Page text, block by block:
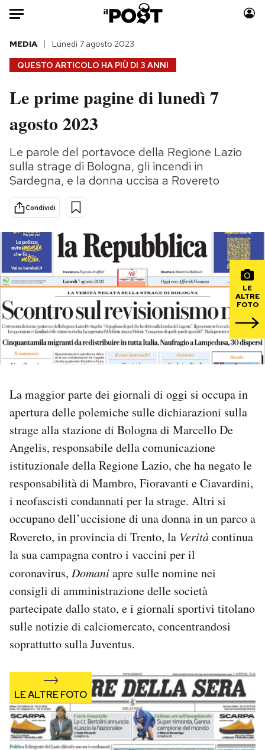
HOME
Italia
Politica
Tecnologia
Internet
Scienza
Cultura
Economia
Sport
Moda
Storie/Idee
Ok Boomer!
Media
Mondiali calcio 2026
PODCAST
NEWSLETTER
I MIEI PREFERITI
CALENDARIO
AREA PERSONALE
Area Personale
Newsletter
Notifiche mobile
Regala il Post
Hai bisogno di aiuto?
Esci
QUESTO ARTICOLO HA PIÙ DI 3 ANNI
MEDIA Lunedì 7 agosto 2023
Le prime pagine di lunedì 7
agosto 2023
Le parole del portavoce della Regione Lazio
sulla strage di Bologna, gli incendi in
Sardegna, e la donna uccisa a Rovereto
Condividi
LE
ALTRE
FOTO
La maggior parte dei giornali di oggi si occupa in
apertura delle polemiche sulle dichiarazioni sulla
strage alla stazione di Bologna di Marcello De
Angelis, responsabile della comunicazione
istituzionale della Regione Lazio, che ha negato le
responsabilità di Mambro, Fioravanti e Ciavardini,
i neofascisti condannati per la strage. Altri si
occupano dell’uccisione di una donna in un parco a
Rovereto, in provincia di Trento, la Veritàcontinua
la sua campagna contro i vaccini per il
coronavirus, Domaniapre sulle nomine nei
consigli di amministrazione delle società
partecipate dallo stato, e i giornali sportivi titolano
sulle notizie di calciomercato, concentrandosi
soprattutto sulla Juventus.